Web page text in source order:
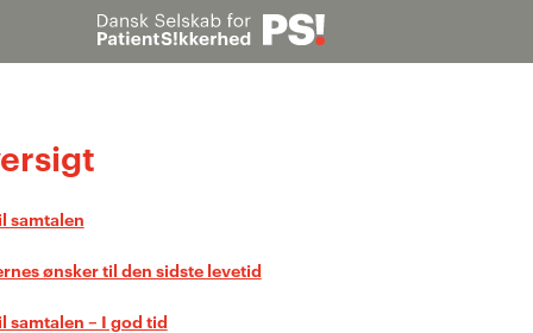
samtalen
ønsker til den sidste levetid
samtalen – I god tid